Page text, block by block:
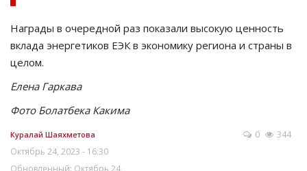
Награды в очередной раз показали высокую ценность
вклада энергетиков ЕЭК в экономику региона и страны в
целом.
Елена Гаркава
Фото Болатбека Какима
Куралай Шаяхметова
Октябрь 24, 2023 - 16:30
0 344